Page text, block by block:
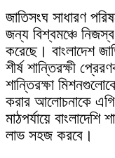
জাতিসংঘ সাধারণ
জন্য বিশ্বমঞ্চে
করেছে। বাংলাদেশ
শীর্ষ শান্তিরক্ষী
শান্তিরক্ষা
করার আলোচনাকে
মাঠপর্যায়ে
লাভ সহজ করবে।